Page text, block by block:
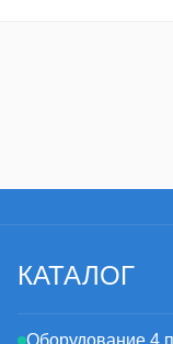
КАТАЛОГ
Оборудование 4